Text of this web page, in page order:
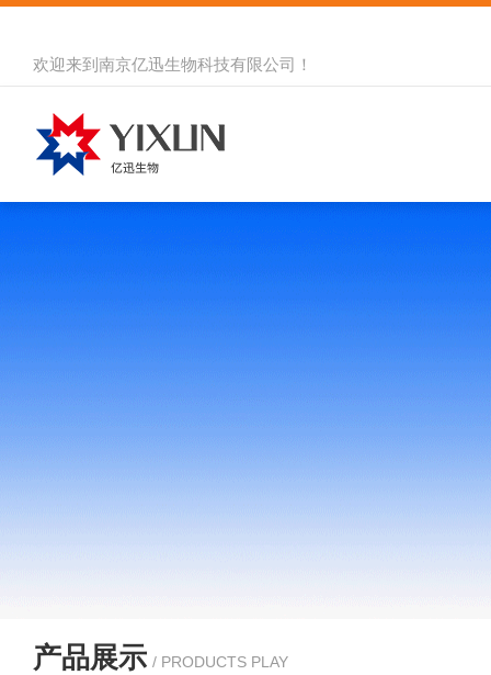
欢迎来到 南京亿迅生物科技有限公司 ！
产品展示 / PRODUCTS PLAY